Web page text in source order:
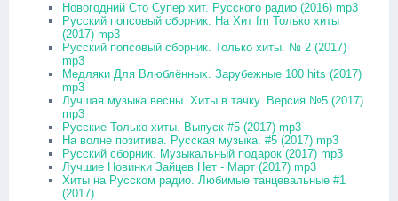
Новогодний Сто Супер хит. Русского радио (2016) mp3
Русский попсовый сборник. На Хит fm Только хиты
(2017) mp3
Русский попсовый сборник. Только хиты. № 2 (2017)
mp3
Медляки Для Влюблённых. Зарубежные 100 hits (2017)
mp3
Лучшая музыка весны. Хиты в тачку. Версия №5 (2017)
mp3
Русские Только хиты. Выпуск #5 (2017) mp3
На волне позитива. Русская музыка. #5 (2017) mp3
Русский сборник. Музыкальный подарок (2017) mp3
Лучшие Новинки Зайцев.Нет - Март (2017) mp3
Хиты на Русском радио. Любимые танцевальные #1
(2017)